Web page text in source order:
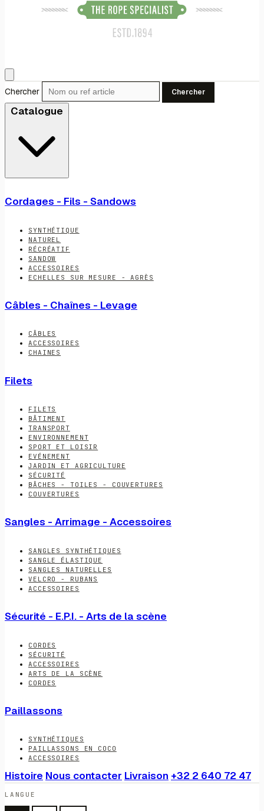
Chercher Chercher
Catalogue
Cordages - Fils - Sandows
SYNTHÉTIQUE
NATUREL
RÉCRÉATIF
SANDOW
ACCESSOIRES
ECHELLES SUR MESURE - AGRÈS
Câbles - Chaînes - Levage
CÂBLES
ACCESSOIRES
CHAINES
Filets
FILETS
BÂTIMENT
TRANSPORT
ENVIRONNEMENT
SPORT ET LOISIR
EVÉNEMENT
JARDIN ET AGRICULTURE
SÉCURITÉ
BÂCHES - TOILES - COUVERTURES
COUVERTURES
Sangles - Arrimage - Accessoires
SANGLES SYNTHÉTIQUES
SANGLE ÉLASTIQUE
SANGLES NATURELLES
VELCRO - RUBANS
ACCESSOIRES
Sécurité - E.P.I. - Arts de la scène
CORDES
SÉCURITÉ
ACCESSOIRES
ARTS DE LA SCÈNE
CORDES
Paillassons
SYNTHÉTIQUES
PAILLASSONS EN COCO
ACCESSOIRES
Histoire Nous contacter Livraison +32 2 640 72 47
LANGUE